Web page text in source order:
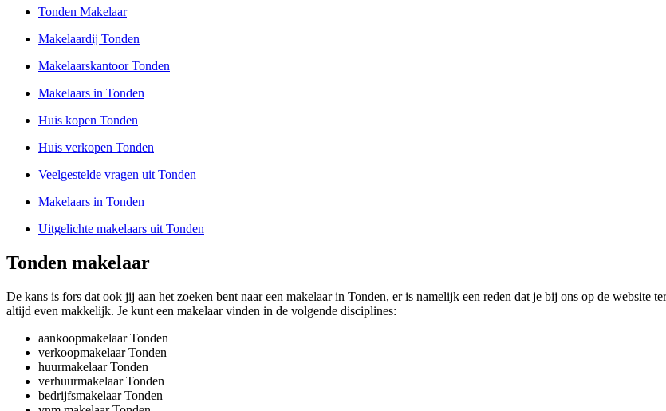
Tonden Makelaar
Makelaardij Tonden
Makelaarskantoor Tonden
Makelaars in Tonden
Huis kopen Tonden
Huis verkopen Tonden
Veelgestelde vragen uit Tonden
Makelaars in Tonden
Uitgelichte makelaars uit Tonden
Tonden makelaar
De kans is fors dat ook jij aan het zoeken bent naar een makelaar in Tonden, er is namelijk een reden dat je bij ons op de website
altijd even makkelijk. Je kunt een makelaar vinden in de volgende disciplines:
aankoopmakelaar Tonden
verkoopmakelaar Tonden
huurmakelaar Tonden
verhuurmakelaar Tonden
bedrijfsmakelaar Tonden